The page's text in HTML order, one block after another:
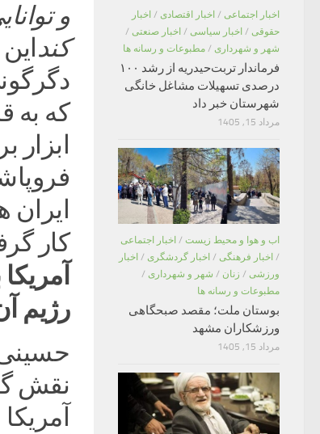
و
کند
که به
کار
رژیم
حسینی
نقش
اخبار اجتماعی / اخبار اقتصادی / اخبار
حقوقی / اخبار سیاسی / اخبار صنعتی /
شهر و شهرداری / مطبوعات و رسانه ها
فرماندار تربت‌حیدریه از رشد ۱۰۰
درصدی تسهیلات مشاغل خانگی
شهرستان خبر داد
مرداد 15, 1405
اب و هوا و محیط زیست / اخبار اجتماعی
/ اخبار فرهنگی / اخبار گردشگری / اخبار
ورزشی / زنان / شهر و شهرداری /
مطبوعات و رسانه ها
بوستان ملت؛ مقصد صبحگاهی
ورزشکاران مشهد
مرداد 15, 1405